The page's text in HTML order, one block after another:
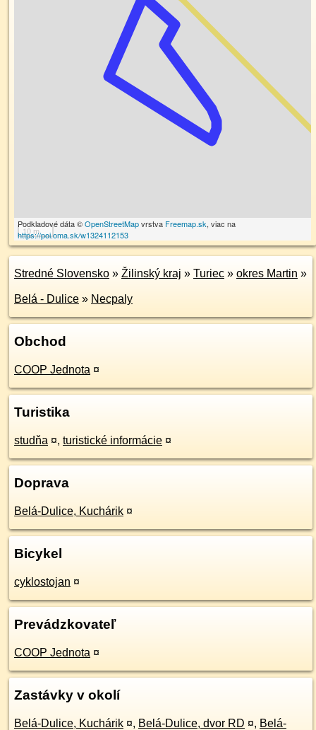
10 m
Podkladové dáta ©OpenStreetMapvrstva Freemap.sk, viac na
https://poi.oma.sk/w1324112153
Stredné Slovensko » Žilinský kraj » Turiec » okres Martin »
Belá - Dulice » Necpaly
Obchod
COOP Jednota ¤
Turistika
studňa ¤, turistické informácie ¤
Doprava
Belá-Dulice, Kuchárik ¤
Bicykel
cyklostojan ¤
Prevádzkovateľ
COOP Jednota ¤
Zastávky v okolí
Belá-Dulice, Kuchárik ¤, Belá-Dulice, dvor RD ¤, Belá-